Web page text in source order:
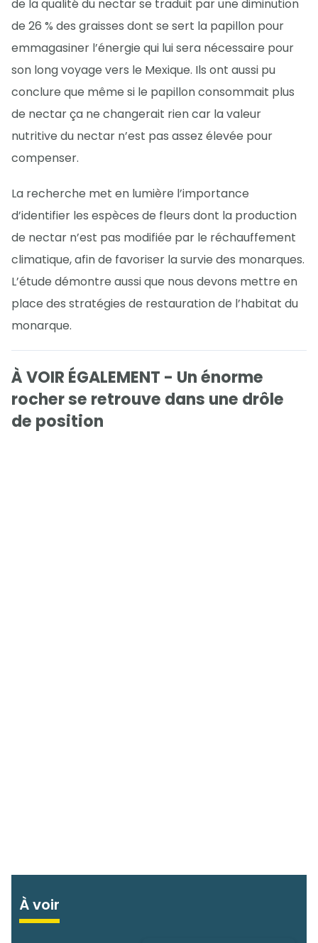
de la qualité du nectar se traduit par une diminution
de 26 % des graisses dont se sert la papillon pour
emmagasiner l’énergie qui lui sera nécessaire pour
son long voyage vers le Mexique. Ils ont aussi pu
conclure que même si le papillon consommait plus
de nectar ça ne changerait rien car la valeur
nutritive du nectar n’est pas assez élevée pour
compenser.
La recherche met en lumière l’importance
d’identifier les espèces de fleurs dont la production
de nectar n’est pas modifiée par le réchauffement
climatique, afin de favoriser la survie des monarques.
L’étude démontre aussi que nous devons mettre en
place des stratégies de restauration de l’habitat du
monarque.
À VOIR ÉGALEMENT - Un énorme
rocher se retrouve dans une drôle
de position
À voir